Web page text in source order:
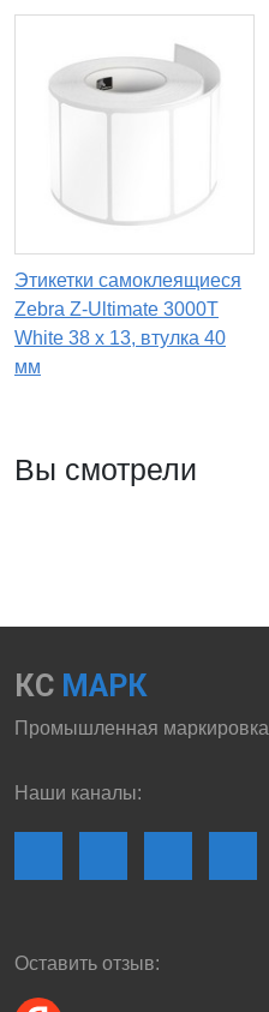
Этикетки самоклеящиеся
Zebra Z-Ultimate 3000T
White 38 x 13, втулка 40
мм
Вы смотрели
КС МАРК
Промышленная маркировка
Наши каналы:
Оставить отзыв: